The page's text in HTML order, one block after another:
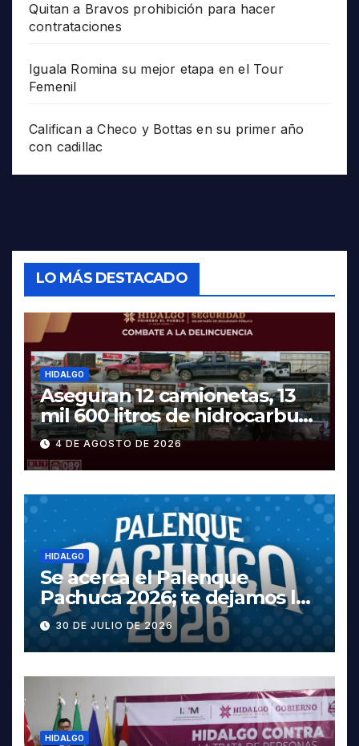
Quitan a Bravos prohibición para hacer
contrataciones
Iguala Romina su mejor etapa en el Tour
Femenil
Califican a Checo y Bottas en su primer año
con cadillac
LO MÁS DESTACADO
HIDALGO
Aseguran 12 camionetas, 13
mil 600 litros de hidrocarburo
y dos vehículos robados en
Tula
4 DE AGOSTO DE 2026
HIDALGO
Se acerca el Palenque
Pachuca 2026; te dejamos la
cartelera completa, las
fechas y los precios
30 DE JULIO DE 2026
HIDALGO